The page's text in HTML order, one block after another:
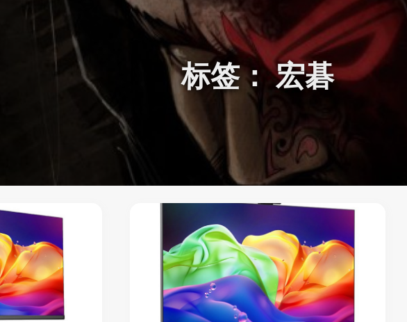
标签：宏碁